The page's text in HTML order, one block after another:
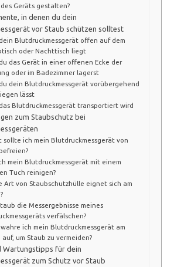
Geräts gestalten?
in denen du dein
vor Staub schützen solltest
Blutdruckmessgerät offen auf dem
oder Nachttisch liegt
das Gerät in einer offenen Ecke der
oder im Badezimmer lagerst
dein Blutdruckmessgerät vorübergehend
lässt
Blutdruckmessgerät transportiert wird
zum Staubschutz bei
sollte ich mein Blutdruckmessgerät von
mein Blutdruckmessgerät mit einem
Tuch reinigen?
Art von Staubschutzhülle eignet sich am
die Messergebnisse meines
verfälschen?
ich mein Blutdruckmessgerät am
um Staub zu vermeiden?
Wartungstipps für dein
zum Schutz vor Staub